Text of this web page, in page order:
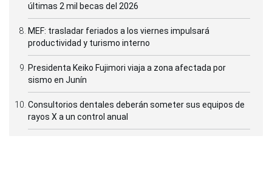
últimas 2 mil becas del 2026
MEF: trasladar feriados a los viernes impulsará
productividad y turismo interno
Presidenta Keiko Fujimori viaja a zona afectada por
sismo en Junín
Consultorios dentales deberán someter sus equipos de
rayos X a un control anual